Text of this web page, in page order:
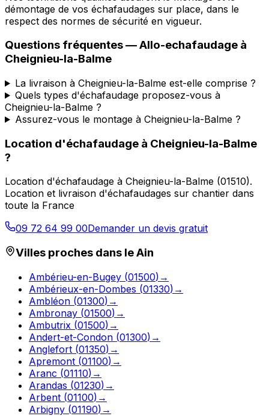
démontage de vos échafaudages sur place, dans le
respect des normes de sécurité en vigueur.
Questions fréquentes —Allo-echafaudage à
Cheignieu-la-Balme
La livraison à Cheignieu-la-Balme est-elle comprise ?
Quels types d'échafaudage proposez-vous à
Cheignieu-la-Balme ?
Assurez-vous le montage à Cheignieu-la-Balme ?
Location d'échafaudage à Cheignieu-la-Balme
?
Location d'échafaudage à Cheignieu-la-Balme (01510).
Location et livraison d'échafaudages sur chantier dans
toute la France
09 72 64 99 00Demander un devis gratuit
Villes proches dans leAin
Ambérieu-en-Bugey (01500) →
Ambérieux-en-Dombes (01330) →
Ambléon (01300) →
Ambronay (01500) →
Ambutrix (01500) →
Andert-et-Condon (01300) →
Anglefort (01350) →
Apremont (01100) →
Aranc (01110) →
Arandas (01230) →
Arbent (01100) →
Arbigny (01190) →